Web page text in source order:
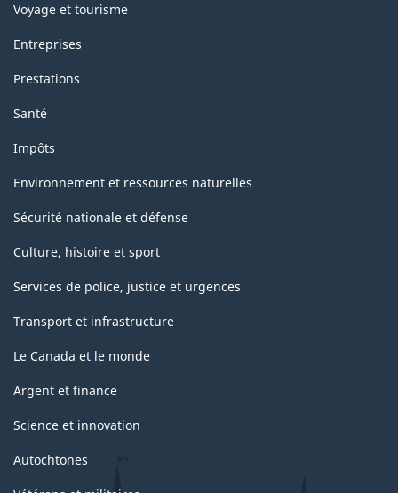
Voyage et tourisme
Entreprises
Prestations
Santé
Impôts
Environnement et ressources naturelles
Sécurité nationale et défense
Culture, histoire et sport
Services de police, justice et urgences
Transport et infrastructure
Le Canada et le monde
Argent et finance
Science et innovation
Autochtones